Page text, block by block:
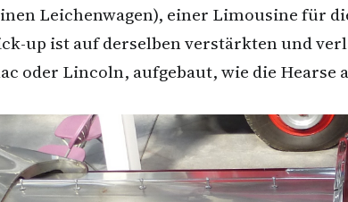
Leichenwagen), einer Limousine für
up ist auf derselben verstärkten und
oder Lincoln, aufgebaut, wie die Hearse